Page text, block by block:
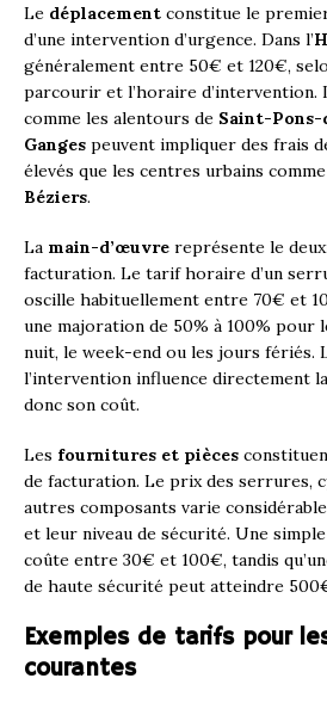
Le déplacement constitue le
d’une intervention d’urgence. Dans l’
généralement entre 50€ et 120€,
parcourir et l’horaire d’intervention.
comme les alentours de Saint-
Ganges peuvent impliquer des frais
élevés que les centres urbains comme
Béziers.
La main-d’œuvre représente le
facturation. Le tarif horaire d’un
oscille habituellement entre 70€ et
une majoration de 50% à 100% pour
nuit, le week-end ou les jours fériés.
l’intervention influence directement
donc son coût.
Les fournitures et pièces
de facturation. Le prix des serrures,
autres composants varie
et leur niveau de sécurité. Une
coûte entre 30€ et 100€, tandis
de haute sécurité peut atteindre
Exemples de tarifs pour
courantes